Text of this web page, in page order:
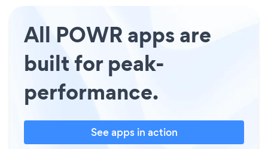
All POWR apps are
built for peak-
performance.
See apps in action